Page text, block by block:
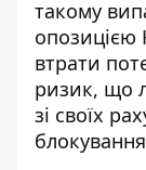
такому
опозицією
втрати
ризик, що
зі своїх